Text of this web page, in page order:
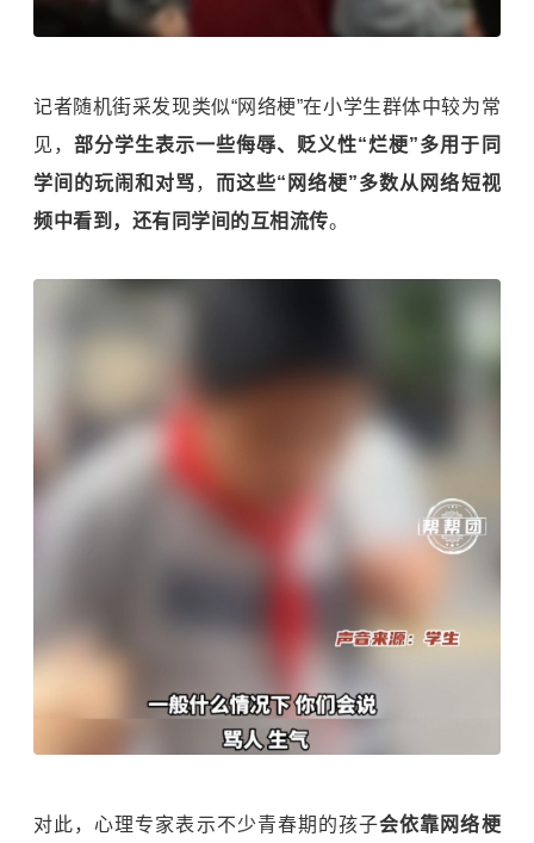
记者随机街采发现类似“网络梗”在小学生群体中较为常
见，部分学生表示一些侮辱、贬义性“烂梗”多用于同
学间的玩闹和对骂， 而这些“网络梗”多数从网络短视
频中看到，还有同学间的互相流传。
对此，心理专家表示不少青春期的孩子会依靠网络梗